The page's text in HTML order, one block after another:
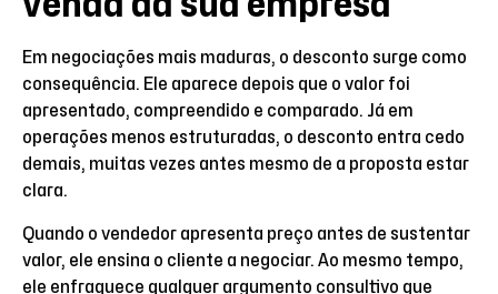
Em negociações mais maduras, o desconto surge como
consequência. Ele aparece depois que o valor foi
apresentado, compreendido e comparado. Já em
operações menos estruturadas, o desconto entra cedo
demais, muitas vezes antes mesmo de a proposta estar
clara.
Quando o vendedor apresenta preço antes de sustentar
valor, ele ensina o cliente a negociar. Ao mesmo tempo,
ele enfraquece qualquer argumento consultivo que